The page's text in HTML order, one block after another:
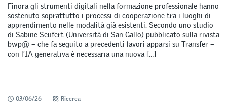
Finora gli strumenti digitali nella formazione professionale hanno
sostenuto soprattutto i processi di cooperazione tra i luoghi di
apprendimento nelle modalità già esistenti. Secondo uno studio
di Sabine Seufert (Università di San Gallo) pubblicato sulla rivista
bwp@ – che fa seguito a precedenti lavori apparsi su Transfer –
con l’IA generativa è necessaria una nuova […]
03/06/26 Ricerca